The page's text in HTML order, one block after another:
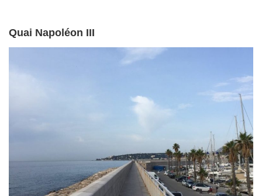
Quai Napoléon III